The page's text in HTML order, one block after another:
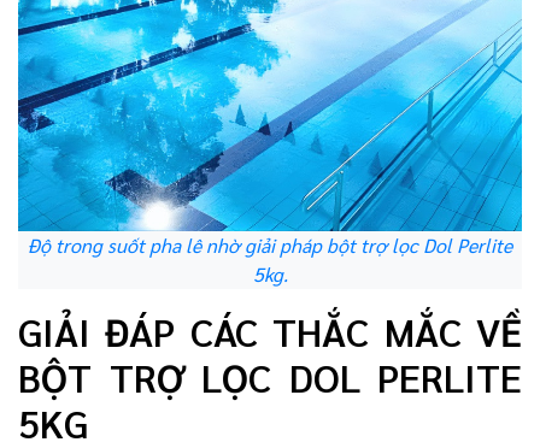
Độ trong suốt pha lê nhờ giải pháp bột trợ lọc Dol Perlite
5kg.
GIẢI ĐÁP CÁC THẮC MẮC VỀ
BỘT TRỢ LỌC DOL PERLITE
5KG